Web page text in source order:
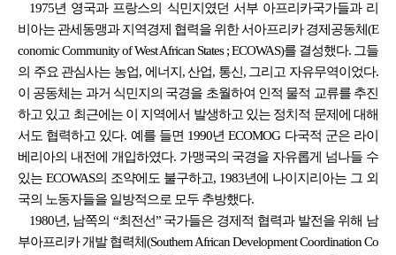
1975년 영국과 프랑스의 식민지였던 서부 아프리카국가들과 리
비아는 관세동맹과 지역경제 협력을 위한 서아프리카 경제공동체(E
conomic Community of West African States ; ECOWAS)를 결성했다. 그들
의 주요 관심사는 농업, 에너지, 산업, 통신, 그리고 자유무역이었다.
이 공동체는 과거 식민지의 국경을 초월하여 인적 물적 교류를 추진
하고 있고 최근에는 이 지역에서 발생하고 있는 정치적 문제에 대해
서도 협력하고 있다. 예를 들면 1990년 ECOMOG 다국적 군은 라이
베리아의 내전에 개입하였다. 가맹국의 국경을 자유롭게 넘나들 수
있는 ECOWAS의 조약에도 불구하고, 1983년에 나이지리아는 그 외
국의 노동자들을 일방적으로 모두 추방했다.
1980년, 남쪽의 “최전선” 국가들은 경제적 협력과 발전을 위해 남
부아프리카 개발 협력체(Southern African Development Coordination Co